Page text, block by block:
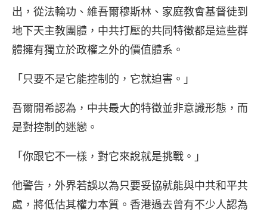
出，從法輪功、維吾爾穆斯林、家庭教會基督徒到
地下天主教團體，中共打壓的共同特徵都是這些群
體擁有獨立於政權之外的價值體系。
「只要不是它能控制的，它就迫害。」
吾爾開希認為，中共最大的特徵並非意識形態，而
是對控制的迷戀。
「你跟它不一樣，對它來說就是挑戰。」
他警告，外界若誤以為只要妥協就能與中共和平共
處，將低估其權力本質。香港過去曾有不少人認為